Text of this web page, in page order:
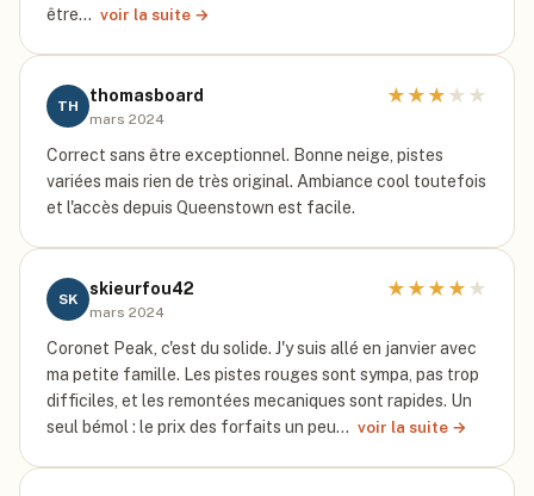
être… voir la suite →
TH
thomasboard
mars 2024
★ ★ ★ ★ ★
Correct sans être exceptionnel. Bonne neige, pistes
variées mais rien de très original. Ambiance cool toutefois
et l'accès depuis Queenstown est facile.
SK
skieurfou42
mars 2024
★ ★ ★ ★ ★
Coronet Peak, c'est du solide. J'y suis allé en janvier avec
ma petite famille. Les pistes rouges sont sympa, pas trop
difficiles, et les remontées mecaniques sont rapides. Un
seul bémol : le prix des forfaits un peu… voir la suite →